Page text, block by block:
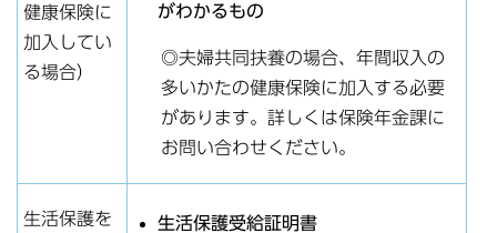
健康保険に
加入してい
る場合）
がわかるもの
◎夫婦共同扶養の場合、年間収入の
多いかたの健康保険に加入する必要
があります。詳しくは保険年金課に
お問い合わせください。
生活保護を
生活保護受給証明書